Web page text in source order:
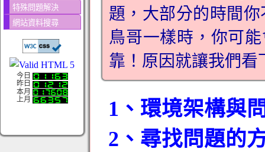
特殊問題解決
網站資料搜尋
今日
昨日
本月
上月
題，大部分的時間
鳥哥一樣時，你可
靠！原因就讓我們看
1、環境架構與
2、尋找問題的